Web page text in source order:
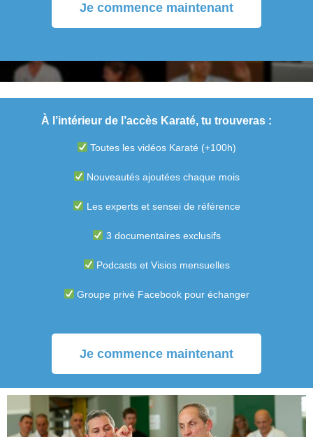
Je commence maintenant
À l’intérieur de l’accès Karaté, tu trouveras :
Toutes les vidéos Karaté (+100h)
Nouveautés ajoutées chaque mois
Les experts et sensei de référence
3 documentaires exclusifs
Podcasts et Visios mensuelles
Groupe privé Facebook pour échanger
Je commence maintenant